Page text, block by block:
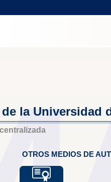
la Universidad
OTROS MEDIOS DE